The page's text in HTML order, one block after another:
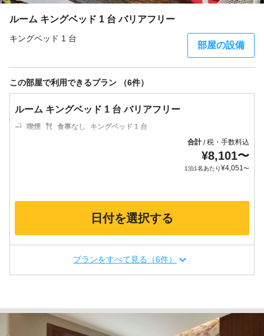
ルーム キングベッド 1 台 バリアフリー
キングベッド 1 台
部屋の設備
この部屋で利用できるプラン （6件）
ルーム キングベッド 1 台 バリアフリー
喫煙 食事なし
キングベッド 1 台
合計/税・手数料込
¥8,101〜
1泊1名あたり¥4,051〜
日付を選択する
プランをすべて見る（6件）